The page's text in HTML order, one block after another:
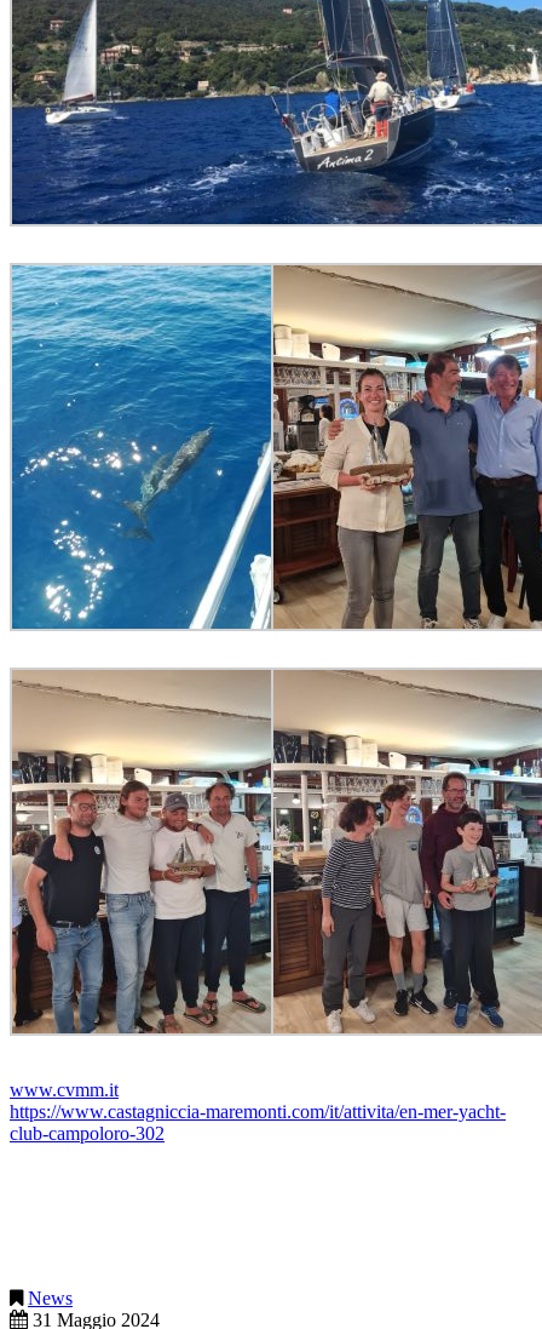
www.cvmm.it
https://www.castagniccia-maremonti.com/it/attivita/en-mer-yacht-
club-campoloro-302
News
31 Maggio 2024